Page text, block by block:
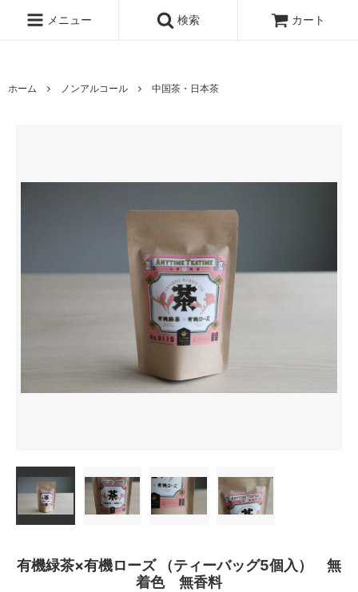
メニュー
検索 カート
ホーム ノンアルコール 中国茶・日本茶
有機緑茶×有機ローズ （ティーバッグ5個入） 無
着色 無香料